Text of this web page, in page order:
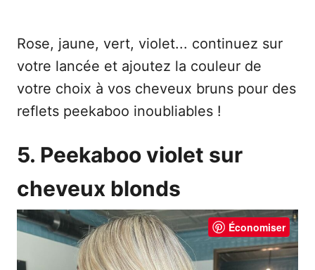
Rose, jaune, vert, violet... continuez sur
votre lancée et ajoutez la couleur de
votre choix à vos cheveux bruns pour des
reflets peekaboo inoubliables !
5. Peekaboo violet sur
cheveux blonds
Économiser